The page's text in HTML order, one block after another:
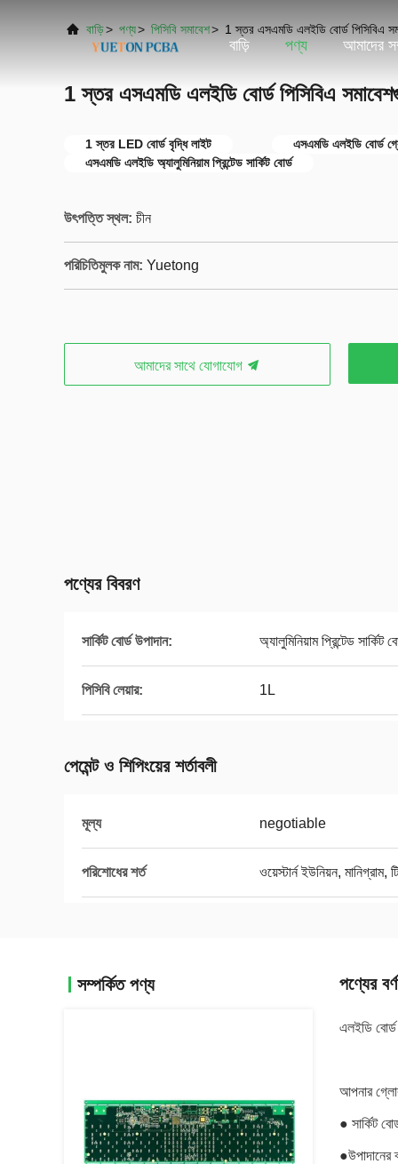
বাড়ি পণ্য আমাদের
বাড়ি> পণ্য> পিসিবি সমাবেশ> 1 স্তর এসএমডি এলইডি বোর্ড পিসিবিএ
1 স্তর এসএমডি এলইডি বোর্ড পিসিবিএ
1 স্তর LED বোর্ড বৃদ্ধি লাইট
এসএমডি এলইডি বোর্ড
এসএমডি এলইডি অ্যালুমিনিয়াম প্রিন্টেড সার্কিট বোর্ড
উৎপত্তি স্থল: চীন
পরিচিতিমুলক নাম: Yuetong
আমাদের সাথে যোগাযোগ
পণ্যের বিবরণ
সার্কিট বোর্ড উপাদান: অ্যালুমিনিয়াম প্রিন্টেড সার্কিট
পিসিবি লেয়ার: 1L
পেমেন্ট ও শিপিংয়ের শর্তাবলী
মূল্য negotiable
পরিশোধের শর্ত ওয়েস্টার্ন ইউনিয়ন, মানিগ্রাম,
সম্পর্কিত পণ্য পণ্যের
এলইডি বোর্ড
আপনার
● সার্কিট
●উপাদানের